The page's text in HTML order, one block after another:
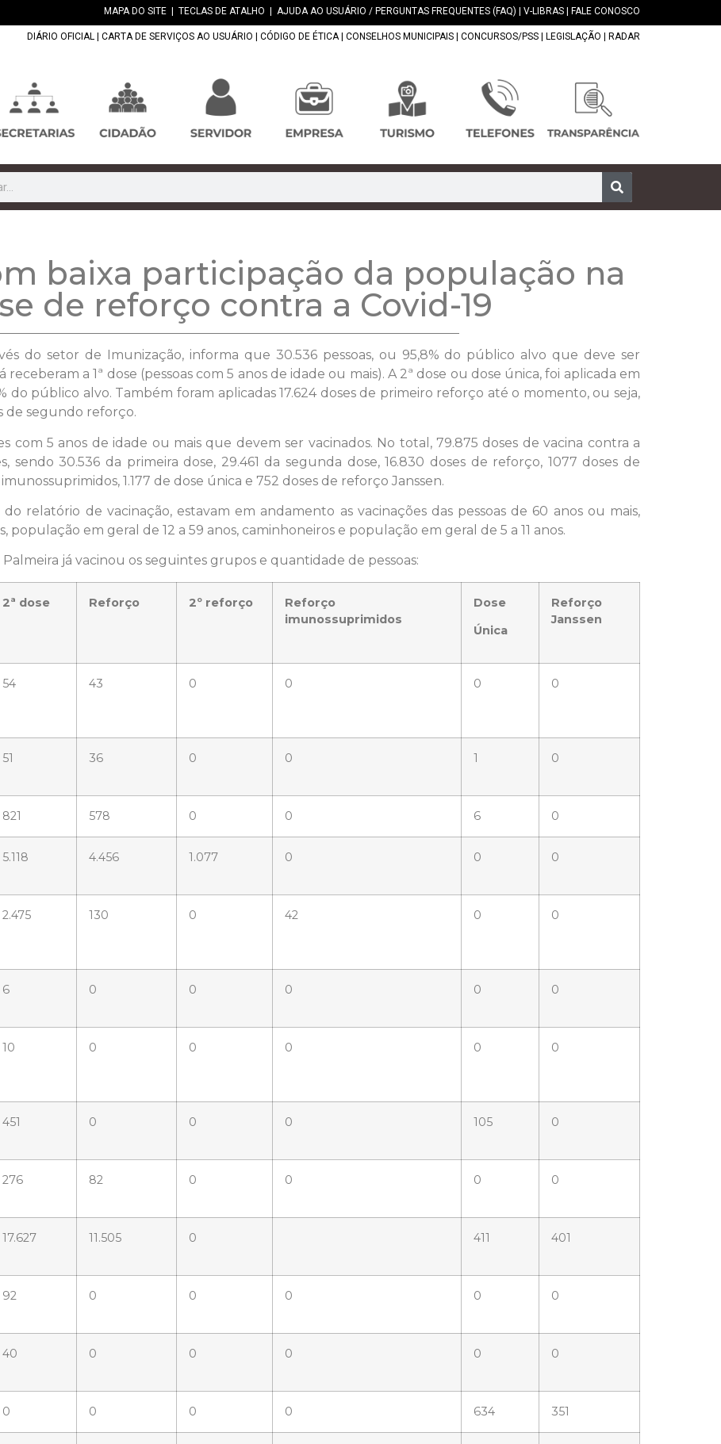
MAPA DO SITE TECLAS DE ATALHO AJUDA AO USUÁRIO / PERGUNTAS FREQUENTES (FAQ) V-LIBRAS FALE CONOSCO
DIÁRIO OFICIAL CARTA DE SERVIÇOS AO USUÁRIO CÓDIGO DE ÉTICA| CONSELHOS MUNICIPAIS CONCURSOS/PSS LEGISLAÇÃO RADAR
baixa participação da população na
de reforço contra a Covid-19
do setor de Imunização, informa que 30.536 pessoas, ou 95,8% do público alvo que deve ser
a 1ª dose (pessoas com 5 anos de idade ou mais). A 2ª dose ou dose única, foi aplicada em
do público alvo. Também foram aplicadas 17.624 doses de primeiro reforço até o momento, ou seja,
de segundo reforço.
com 5 anos de idade ou mais que devem ser vacinados. No total, 79.875 doses de vacina contra a
sendo 30.536 da primeira dose, 29.461 da segunda dose, 16.830 doses de reforço, 1077 doses de
1.177 de dose única e 752 doses de reforço Janssen.
relatório de vacinação, estavam em andamento as vacinações das pessoas de 60 anos ou mais,
população em geral de 12 a 59 anos, caminhoneiros e população em geral de 5 a 11 anos.
já vacinou os seguintes grupos e quantidade de pessoas:
2ª dose Reforço 2º reforço
Reforço
imunossuprimidos
Dose
Única
Reforço
Janssen
54 43 0 0 0 0
51 36 0 0 1 0
821 578 0 0 6 0
5.118 4.456 1.077 0 0 0
2.475 130 0 42 0 0
6 0 0 0 0 0
10 0 0 0 0 0
451 0 0 0 105 0
276 82 0 0 0 0
17.627 11.505 0 411 401
92 0 0 0 0 0
40 0 0 0 0 0
0 0 0 0 634 351